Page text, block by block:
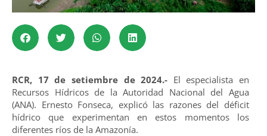
RCR, 17 de setiembre de 2024.- El especialista en
Recursos Hídricos de la Autoridad Nacional del Agua
(ANA). Ernesto Fonseca, explicó las razones del déficit
hídrico que experimentan en estos momentos los
diferentes ríos de la Amazonía.